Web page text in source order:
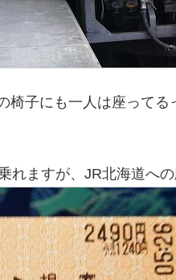
椅子にも一人は座ってる
れますが、JR北海道へ